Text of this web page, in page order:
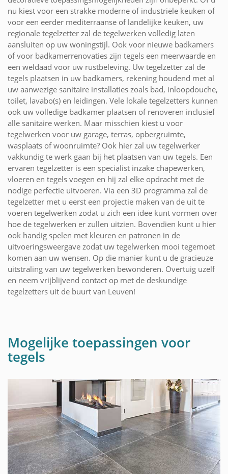
nu kiest voor een strakke moderne of industriële keuken of
voor een eerder mediterraanse of landelijke keuken, uw
regionale tegelzetter zal de tegelwerken volledig laten
aansluiten op uw woningstijl. Ook voor nieuwe badkamers
of voor badkamerrenovaties zijn tegels een meerwaarde en
een weldaad voor uw rustbeleving. Uw tegelzetter zal de
tegels plaatsen in uw badkamers, rekening houdend met al
uw aanwezige sanitaire installaties zoals bad, inloopdouche,
toilet, lavabo(s) en leidingen. Vele lokale tegelzetters kunnen
ook uw volledige badkamer plaatsen of renoveren inclusief
alle sanitaire werken. Maar misschien kiest u voor
tegelwerken voor uw garage, terras, opbergruimte,
wasplaats of woonruimte? Ook hier zal uw tegelwerker
vakkundig te werk gaan bij het plaatsen van uw tegels. Een
ervaren tegelzetter is een specialist inzake chapewerken,
vloeren en tegels voegen en hij zal elke opdracht met de
nodige perfectie uitvoeren. Via een 3D programma zal de
tegelzetter met u eerst een projectie maken van de uit te
voeren tegelwerken zodat u zich een idee kunt vormen over
hoe de tegelwerken er zullen uitzien. Bovendien kunt u hier
ook handig spelen met kleuren en patronen in de
uitvoeringsweergave zodat uw tegelwerken mooi tegemoet
komen aan uw wensen. Op die manier kunt u de gracieuze
uitstraling van uw tegelwerken bewonderen. Overtuig uzelf
en neem vrijblijvend contact op met de deskundige
tegelzetters uit de buurt van Leuven!
Mogelijke toepassingen voor
tegels